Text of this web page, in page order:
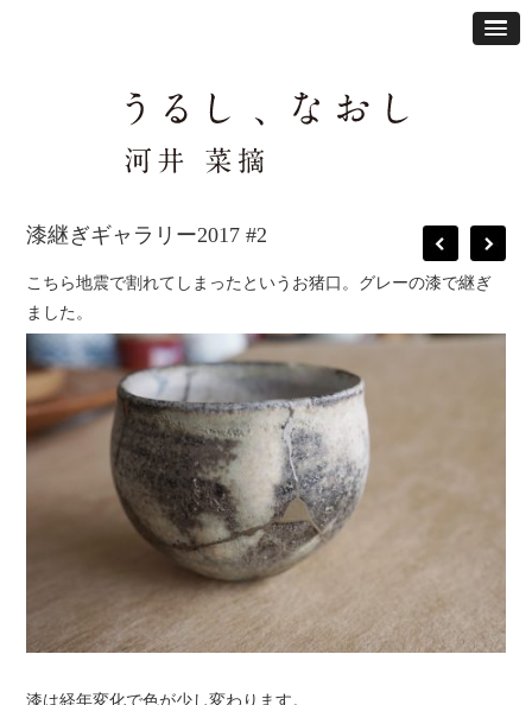
漆継ぎギャラリー2017 #2
こちら地震で割れてしまったというお猪口。グレーの漆で継ぎ
ました。
漆は経年変化で色が少し変わります。